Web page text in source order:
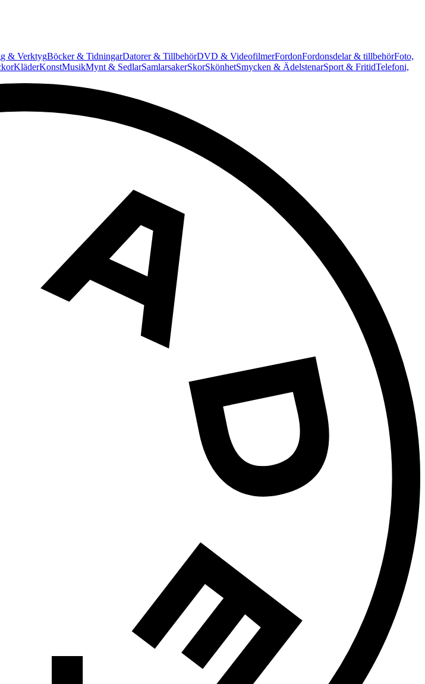
& VerktygBöcker & TidningarDatorer & TillbehörDVD & VideofilmerFordonFordonsdelar & tillbehörFoto,
KläderKonstMusikMynt & SedlarSamlarsakerSkorSkönhetSmycken & ÄdelstenarSport & FritidTelefoni,